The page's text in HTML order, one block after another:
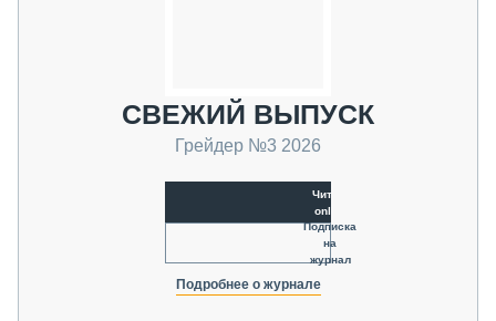
СВЕЖИЙ ВЫПУСК
Грейдер №3 2026
Читать
online
Подписка
на
журнал
Подробнее о журнале